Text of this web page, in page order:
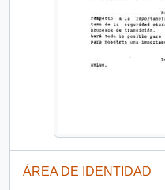
ÁREA DE IDENTIDAD